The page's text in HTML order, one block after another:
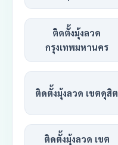
ติดตั้งมุ้งลวด
กรุงเทพมหานคร
ติดตั้งมุ้งลวด เขตดุสิต
ติดตั้งมุ้งลวด เขต